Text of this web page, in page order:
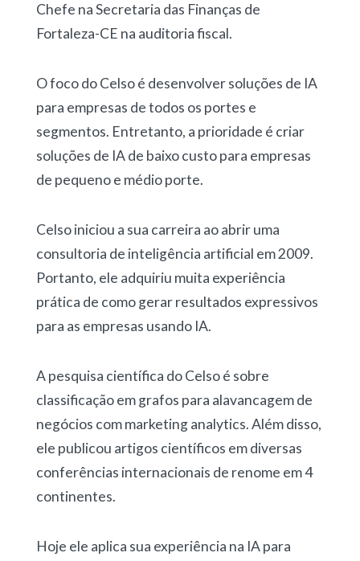
Chefe na Secretaria das Finanças de
Fortaleza-CE na auditoria fiscal.
O foco do Celso é desenvolver soluções de IA
para empresas de todos os portes e
segmentos. Entretanto, a prioridade é criar
soluções de IA de baixo custo para empresas
de pequeno e médio porte.
Celso iniciou a sua carreira ao abrir uma
consultoria de inteligência artificial em 2009.
Portanto, ele adquiriu muita experiência
prática de como gerar resultados expressivos
para as empresas usando IA.
A pesquisa científica do Celso é sobre
classificação em grafos para alavancagem de
negócios com marketing analytics. Além disso,
ele publicou artigos científicos em diversas
conferências internacionais de renome em 4
continentes.
Hoje ele aplica sua experiência na IA para